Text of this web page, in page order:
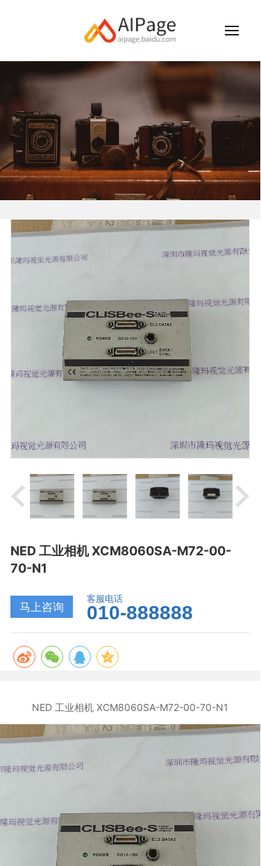
NED 工业相机 XCM8060SA-M72-00-
70-N1
马上咨询
客服电话
010-888888
NED 工业相机 XCM8060SA-M72-00-70-N1